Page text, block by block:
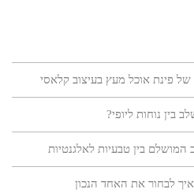
פינת אוכל מעץ בעיצוב קלאסי
בין נוחות ליופי?
המושלם בין טבעיות לאלגנטיות
לבחור את האחד הנכון